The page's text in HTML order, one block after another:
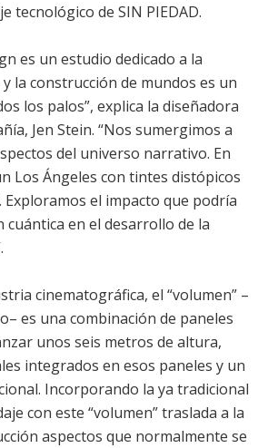
tecnológico de SIN PIEDAD.
es un estudio dedicado a la
la construcción de mundos es un
los palos”, explica la diseñadora
Jen Stein. “Nos sumergimos a
del universo narrativo. En
Los Ángeles con tintes distópicos
Exploramos el impacto que podría
en el desarrollo de la
cinematográfica, el “volumen” –
es una combinación de paneles
unos seis metros de altura,
integrados en esos paneles y un
Incorporando la ya tradicional
con este “volumen” traslada a la
aspectos que normalmente se